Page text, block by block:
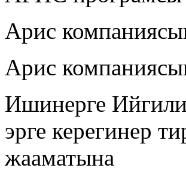
Арис
Арис
Ишинерге
эрге керегинер
жааматына